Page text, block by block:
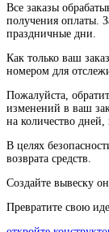
Все заказы
получения оплаты
праздничные дни
Как только ваш заказ
номером для
Пожалуйста ,
изменений в ваш
на количество дней
В целях
возврата средств.
Создайте вывеску
Превратите свою